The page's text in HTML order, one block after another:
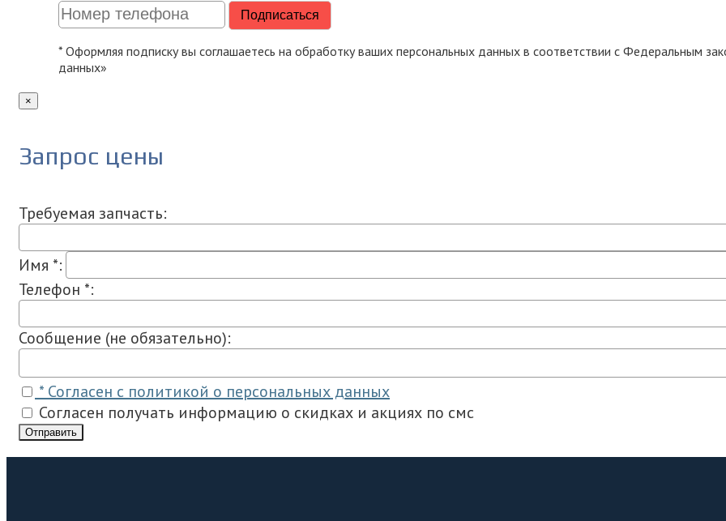
* Оформляя подписку вы соглашаетесь на обработку ваших персональных данных в соответствии с Федеральным
данных»
×
Запрос цены
Требуемая запчасть:
Имя *:
Телефон *:
Сообщение (не обязательно):
* Согласен с политикой о персональных данных
Согласен получать информацию о скидках и акциях по смс
Отправить